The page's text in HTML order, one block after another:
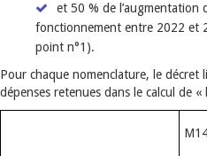
et 50 % de l’augmentation
fonctionnement entre 2022 et
point n°1).
Pour chaque nomenclature, le décret
dépenses retenues dans le calcul de